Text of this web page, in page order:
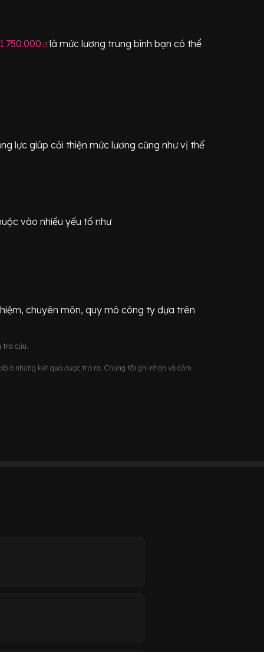
đlà mức lương trung bình bạn có thể
lực giúp cải thiện mức lương cũng như vị thế
vào nhiều yếu tố như
chuyên môn, quy mô công ty dựa trên
tra cứu.
ở những kết quả được trả ra. Chúng tôi ghi nhận và cảm